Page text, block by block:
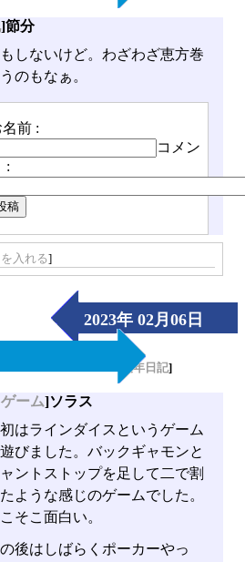
]節分
しないけど。わざわざ恵方巻
のもなぁ。
名前 :
コメン
:
入れる]
2023年 02月06日
（Mon）
長年日記]
ーム]ソラス
はラインダイスというゲーム
びました。バックギャモンと
ントストップを足して二で割
ような感じのゲームでした。
そこ面白い。
後はしばらくポーカーやっ